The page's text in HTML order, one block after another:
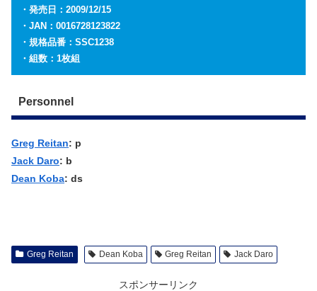
・発売日：2009/12/15
・JAN：0016728123822
・規格品番： SSC1238
・組数：1枚組
Personnel
Greg Reitan: p
Jack Daro: b
Dean Koba: ds
Greg Reitan Dean Koba Greg Reitan Jack Daro
スポンサーリンク